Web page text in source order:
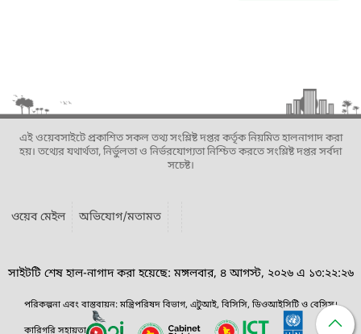
এই ওয়েবসাইটে প্রকাশিত সকল তথ্য সংশ্লিষ্ট দপ্তর কর্তৃক নিয়মিত হালনাগাদ করা
হয়। তথ্যের যথার্থতা, নির্ভুলতা ও নির্ভরযোগ্যতা নিশ্চিত করতে সংশ্লিষ্ট দপ্তর সর্বদা
সচেষ্ট।
ওয়েব মেইল অভিযোগ/মতামত
সাইটটি শেষ হাল-নাগাদ করা হয়েছে: মঙ্গলবার, ৪ আগস্ট, ২০২৬ এ ১৩:২২:২৬
পরিকল্পনা এবং বাস্তবায়ন: মন্ত্রিপরিষদ বিভাগ, এটুআই, বিসিসি, ডিওআইসিটি ও বেসিস।
কারিগরি সহায়তা